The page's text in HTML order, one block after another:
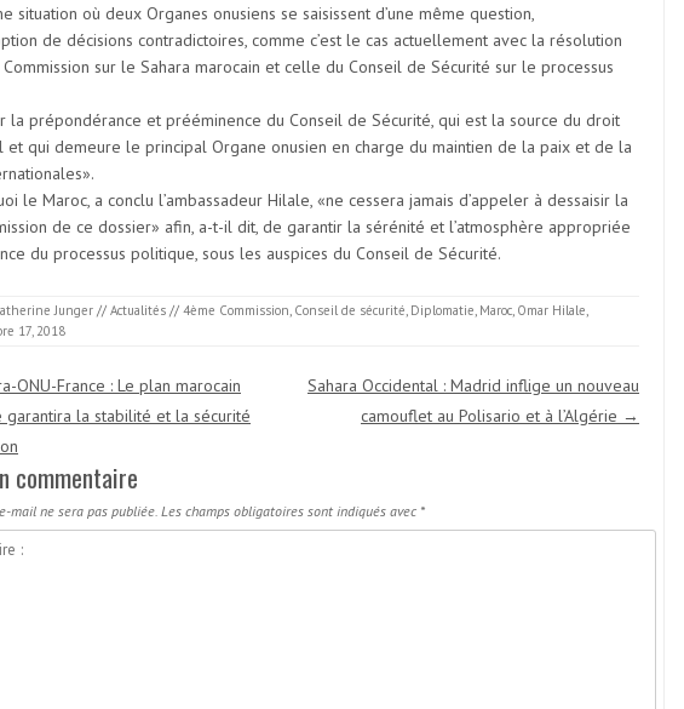
situation où deux Organes onusiens se saisissent d’une même question,
de décisions contradictoires, comme c’est le cas actuellement avec la résolution
sur le Sahara marocain et celle du Conseil de Sécurité sur le processus
la prépondérance et prééminence du Conseil de Sécurité, qui est la source du droit
et qui demeure le principal Organe onusien en charge du maintien de la paix et de la
le Maroc, a conclu l’ambassadeur Hilale, «ne cessera jamais d’appeler à dessaisir la
de ce dossier» afin, a-t-il dit, de garantir la sérénité et l’atmosphère appropriée
du processus politique, sous les auspices du Conseil de Sécurité.
Junger // Actualités // 4ème Commission, Conseil de sécurité, Diplomatie, Maroc, Omar Hilale,
17, 2018
articles
ONU-France : Le plan marocain
garantira la stabilité et la sécurité
Sahara Occidental : Madrid inflige un nouveau
camouflet au Polisario et à l’Algérie →
commentaire
mail ne sera pas publiée. Les champs obligatoires sont indiqués avec *